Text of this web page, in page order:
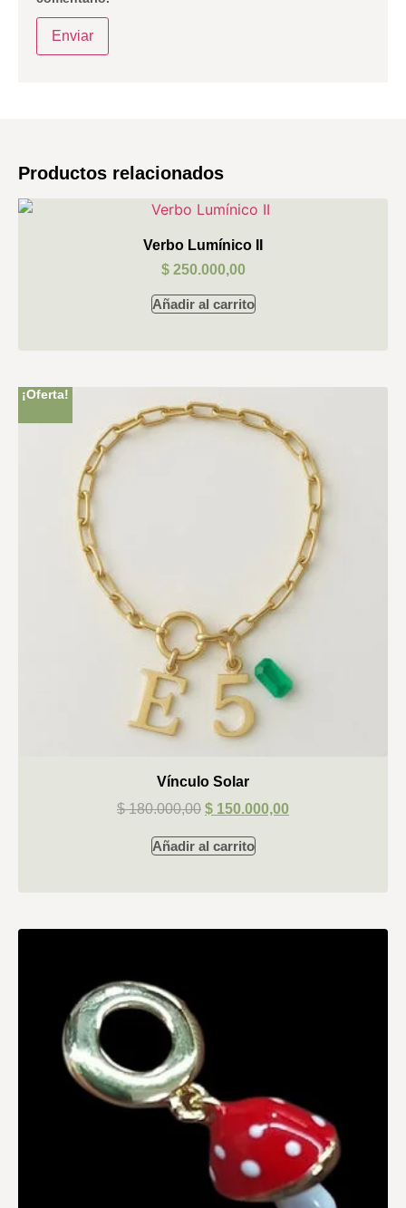
Productos relacionados
Verbo Lumínico II
$250.000,00
Añadir al carrito
¡Oferta!
Vínculo Solar
$180.000,00 $ 150.000,00
Añadir al carrito